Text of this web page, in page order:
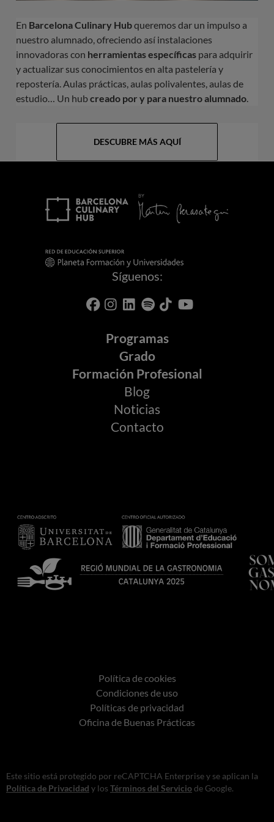
En Barcelona Culinary Hubqueremos dar un impulso a
nuestro alumnado, ofreciendo así instalaciones
innovadoras con herramientas específicas para adquirir
y actualizar sus conocimientos en alta pastelería y
repostería. Aulas prácticas, aulas polivalentes, aulas de
estudio… Un hubcreado por y para nuestro alumnado.
DESCUBRE MÁS AQUÍ
Síguenos:
Programas
Grado
Formación Profesional
Blog
Noticias
Contacto
Política de cookies
Condiciones de uso
Políticas de privacidad
Oficina de Buenas Prácticas
Este sitio está protegido por reCAPTCHA Enterprise y se aplican la
Política de Privacidad y losTérminos del Serviciode Google.